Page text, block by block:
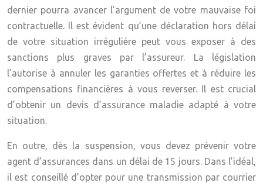
dernier pourra avancer l’argument de votre mauvaise foi
contractuelle. Il est évident qu’une déclaration hors délai
de votre situation irrégulière peut vous exposer à des
sanctions plus graves par l’assureur. La législation
l’autorise à annuler les garanties offertes et à réduire les
compensations financières à vous reverser. Il est crucial
d’obtenir un devis d’assurance maladie adapté à votre
situation.
En outre, dès la suspension, vous devez prévenir votre
agent d’assurances dans un délai de 15 jours. Dans l’idéal,
il est conseillé d’opter pour une transmission par courrier